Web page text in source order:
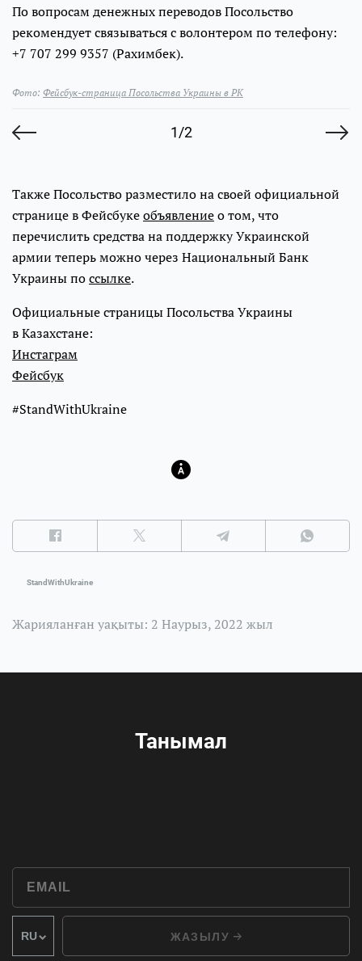
По вопросам денежных переводов Посольство
рекомендует связываться с волонтером по телефону:
+7 707 299 9357 (Рахимбек).
1/2
Фото: Фейсбук-страница Посольства Украины в РК
Также Посольство разместило на своей официальной
странице в Фейсбукеобъявлениео том, что
перечислить средства на поддержку Украинской
армии теперь можно через Национальный Банк
Украины поссылке.
Официальные страницы Посольства Украины
в Казахстане:
Инстаграм
Фейсбук
#StandWithUkraine
StandWithUkraine
Жарияланған уақыты: 2 Наурыз, 2022 жыл
Танымал
ЖАЗЫЛУ